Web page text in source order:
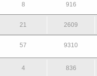
8 916
21 2609
57 9310
4 836